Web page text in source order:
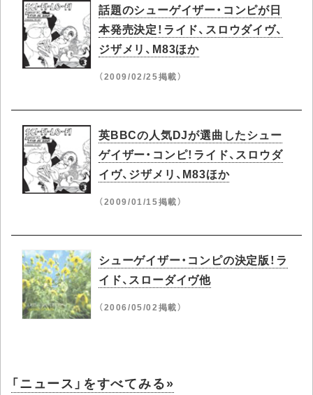
話題のシューゲイザー・コンピが日
本発売決定！ライド、スロウダイヴ、
ジザメリ、M83ほか
（2009/02/25掲載）
英BBCの人気DJが選曲したシュー
ゲイザー・コンピ！ライド、スロウダ
イヴ、ジザメリ、M83ほか
（2009/01/15掲載）
シューゲイザー・コンピの決定版！ラ
イド、スローダイヴ他
（2006/05/02掲載）
「ニュース」をすべてみる»